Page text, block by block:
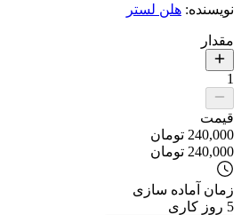
نویسنده: هلن لستر
مقدار
1
قیمت
240,000 تومان
240,000 تومان
زمان آماده سازی
5 روز کاری